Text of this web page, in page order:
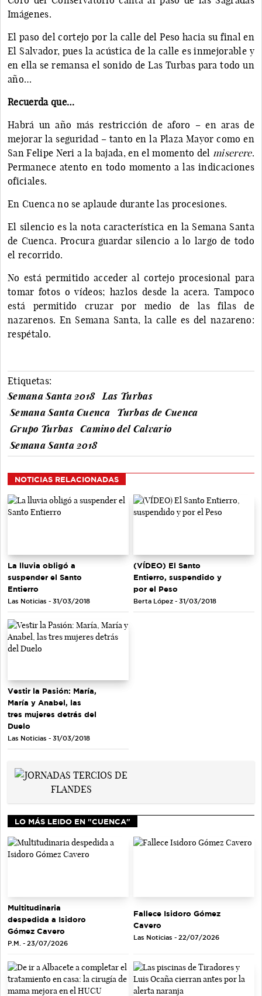
Imágenes.
El paso del cortejo por la calle del Peso hacia su final en
El Salvador, pues la acústica de la calle es inmejorable y
en ella se remansa el sonido de Las Turbas para todo un
año…
Recuerda que…
Habrá un año más restricción de aforo – en aras de
mejorar la seguridad – tanto en la Plaza Mayor como en
San Felipe Neri a la bajada, en el momento del miserere.
Permanece atento en todo momento a las indicaciones
oficiales.
En Cuenca no se aplaude durante las procesiones.
El silencio es la nota característica en la Semana Santa
de Cuenca. Procura guardar silencio a lo largo de todo
el recorrido.
No está permitido acceder al cortejo procesional para
tomar fotos o vídeos; hazlos desde la acera. Tampoco
está permitido cruzar por medio de las filas de
nazarenos. En Semana Santa, la calle es del nazareno:
respétalo.
Etiquetas:
Semana Santa 2018
Las Turbas
Semana Santa Cuenca
Turbas de Cuenca
Grupo Turbas
Camino del Calvario
Semana Santa 2018
NOTICIAS RELACIONADAS
La lluvia obligó a
suspender el Santo
Entierro
Las Noticias - 31/03/2018
(VÍDEO) El Santo
Entierro, suspendido y
por el Peso
Berta López - 31/03/2018
Vestir la Pasión: María,
María y Anabel, las
tres mujeres detrás del
Duelo
Las Noticias - 31/03/2018
LO MÁS LEIDO EN "CUENCA"
Multitudinaria
despedida a Isidoro
Gómez Cavero
P.M. - 23/07/2026
Fallece Isidoro Gómez
Cavero
Las Noticias - 22/07/2026